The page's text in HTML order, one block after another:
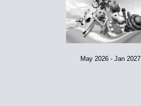
May 2026 - Jan 2027